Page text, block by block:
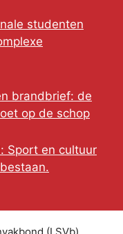
studenten
brandbrief: de
op de schop
Sport en cultuur